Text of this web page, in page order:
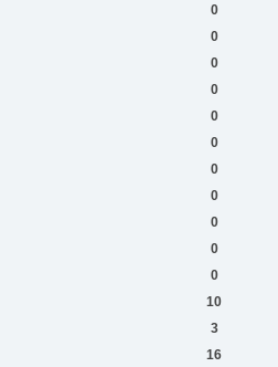
0
0
0
0
0
0
0
0
0
0
0
10
3
16